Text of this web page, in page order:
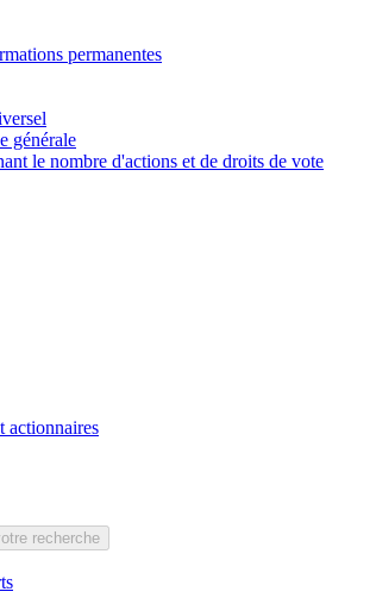
permanentes
générale
le nombre d'actions et de droits de vote
actionnaires
recherche